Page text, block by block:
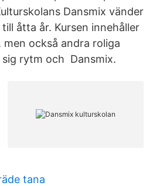
Dansmix vänder
åtta år. Kursen innehåller
också andra roliga
rytm och Dansmix.
tana